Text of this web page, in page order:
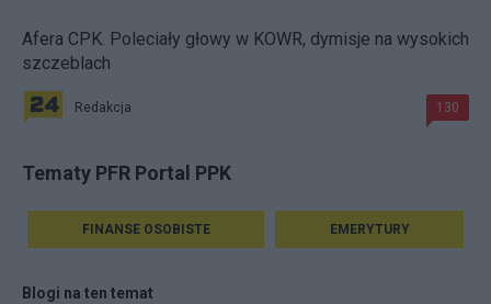
Afera CPK. Poleciały głowy w KOWR, dymisje na wysokich
szczeblach
Redakcja 130
Tematy PFR Portal PPK
FINANSE OSOBISTE EMERYTURY
Blogi na ten temat